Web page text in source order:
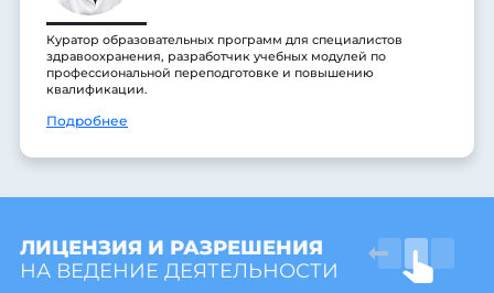
Куратор образовательных программ для специалистов
здравоохранения, разработчик учебных модулей по
профессиональной переподготовке и повышению
квалификации.
Подробнее
ЛИЦЕНЗИЯ И РАЗРЕШЕНИЯ
НА ВЕДЕНИЕ ДЕЯТЕЛЬНОСТИ